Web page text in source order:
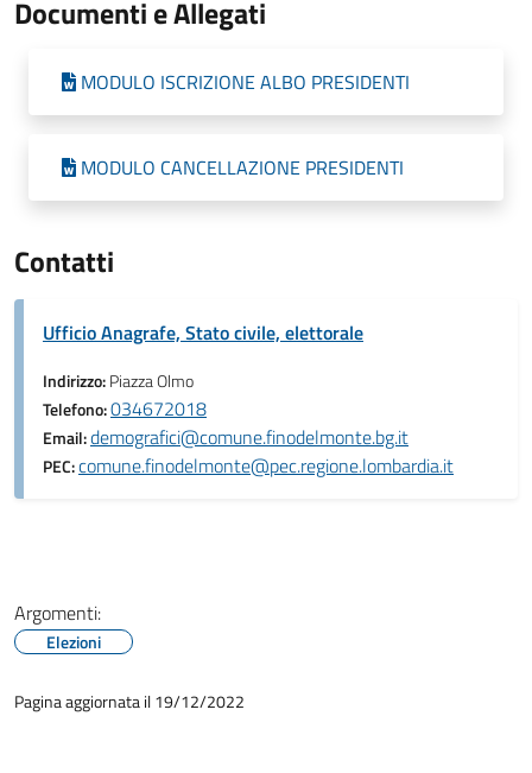
Documenti e Allegati
MODULO ISCRIZIONE ALBO PRESIDENTI
MODULO CANCELLAZIONE PRESIDENTI
Contatti
Ufficio Anagrafe, Stato civile, elettorale
Indirizzo:Piazza Olmo
Telefono:034672018
Email:demografici@comune.finodelmonte.bg.it
PEC:comune.finodelmonte@pec.regione.lombardia.it
Argomenti:
Elezioni
Pagina aggiornata il 19/12/2022